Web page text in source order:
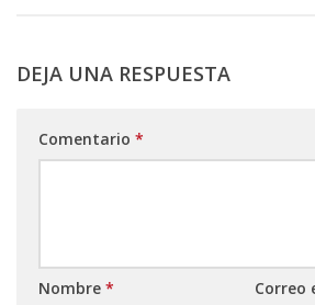
DEJA UNA RESPUESTA
Comentario *
Nombre * Correo